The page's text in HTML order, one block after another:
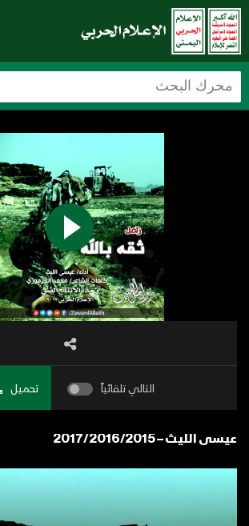
التالي تلقائياً تحميل
عيسى الليث – 2017/2016/2015